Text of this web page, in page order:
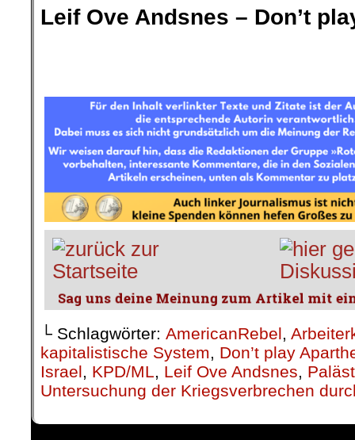
Leif Ove Andsnes – Don’t
└ Schlagwörter: AmericanRebel,
kapitalistische System, Don’t play
Israel, KPD/ML, Leif Ove Andsnes,
Untersuchung der Kriegsverbrechen